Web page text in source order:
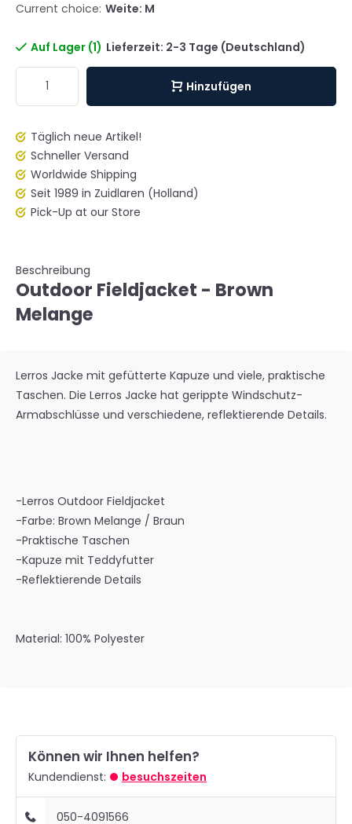
Current choice: Weite: M
Auf Lager (1) Lieferzeit: 2-3 Tage (Deutschland)
Hinzufügen
Täglich neue Artikel!
Schneller Versand
Worldwide Shipping
Seit 1989 in Zuidlaren (Holland)
Pick-Up at our Store
Beschreibung
Outdoor Fieldjacket - Brown
Melange
Lerros Jacke mit gefütterte Kapuze und viele, praktische
Taschen. Die Lerros Jacke hat gerippte Windschutz-
Armabschlüsse und verschiedene, reflektierende Details.
-Lerros Outdoor Fieldjacket
-Farbe: Brown Melange / Braun
-Praktische Taschen
-Kapuze mit Teddyfutter
-Reflektierende Details
Material: 100% Polyester
Können wir Ihnen helfen?
Kundendienst: besuchszeiten
050-4091566